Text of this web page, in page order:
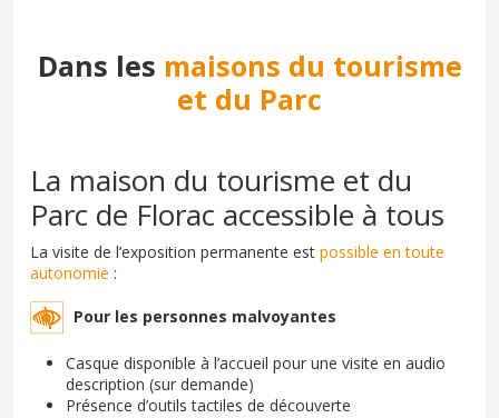
Dans les maisons du tourisme
et du Parc
La maison du tourisme et du
Parc de Florac accessible à tous
La visite de l’exposition permanente est possible en toute
autonomie :
Pour les personnes malvoyantes
Casque disponible à l’accueil pour une visite en audio
description (sur demande)
Présence d’outils tactiles de découverte